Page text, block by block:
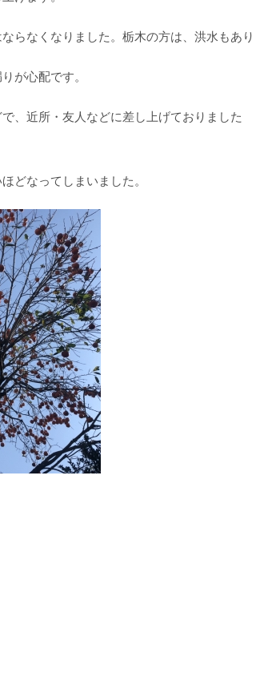
らなくなりました。栃木の方は、洪水もあり
が心配です。
、近所・友人などに差し上げておりました
どなってしまいました。